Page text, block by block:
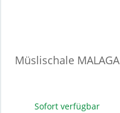
Müslischale MALAGA
Sofort verfügbar